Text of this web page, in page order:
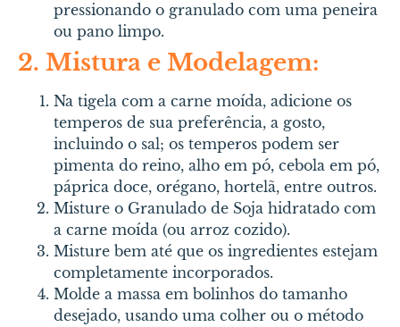
pressionando o granulado com uma peneira
ou pano limpo.
2. Mistura e Modelagem:
Na tigela com a carne moída, adicione os
temperos de sua preferência, a gosto,
incluindo o sal; os temperos podem ser
pimenta do reino, alho em pó, cebola em pó,
páprica doce, orégano, hortelã, entre outros.
Misture o Granulado de Soja hidratado com
a carne moída (ou arroz cozido).
Misture bem até que os ingredientes estejam
completamente incorporados.
Molde a massa em bolinhos do tamanho
desejado, usando uma colher ou o método